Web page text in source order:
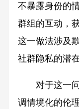
不暴露身份的
群组的互动，
这一做法涉及
社群隐私的潜
对于这一问
调情境化的伦